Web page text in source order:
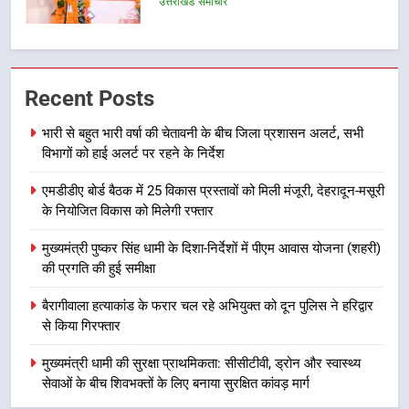
7
उत्तराखंड समाचार
महाराज की राजस्थान के मुख्यमंत्री से
शिष्टाचार भेंट पर्यटन और सांस्कृतिक
गतिविधियों के विस्तार पर हुई चर्चा
उत्तराखंड समाचार
भारी से बहुत भारी वर्षा की चेतावनी के बीच
अलर्ट पर रहने के निर्देश
उत्तराखंड समाचार
Recent Posts
भारी से बहुत भारी वर्षा की चेतावनी के बीच जिला प्रशासन अलर्ट, सभी
विभागों को हाई अलर्ट पर रहने के निर्देश
एमडीडीए बोर्ड बैठक में 25 विकास प्रस्तावों को मिली मंजूरी, देहरादून-मसूरी
के नियोजित विकास को मिलेगी रफ्तार
मुख्यमंत्री पुष्कर सिंह धामी के दिशा-निर्देशों में पीएम आवास योजना (शहरी)
की प्रगति की हुई समीक्षा
बैरागीवाला हत्याकांड के फरार चल रहे अभियुक्त को दून पुलिस ने हरिद्वार
से किया गिरफ्तार
मुख्यमंत्री धामी की सुरक्षा प्राथमिकता: सीसीटीवी, ड्रोन और स्वास्थ्य
सेवाओं के बीच शिवभक्तों के लिए बनाया सुरक्षित कांवड़ मार्ग